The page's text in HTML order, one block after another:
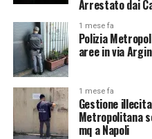
Arrestato dai
1 mese fa
Polizia
aree in via
1 mese fa
Gestione
Metropolitana
mq a Napoli